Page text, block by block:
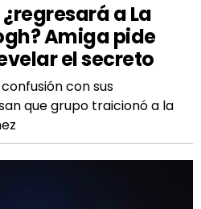
a La
Amiga pide
el secreto
con sus
que grupo traicionó a la